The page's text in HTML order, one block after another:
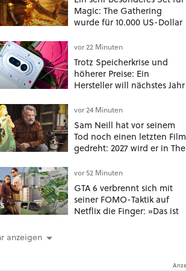
Magic: The Gathering
wurde für 10.000 US-Dollar
bekommt es jeder viel
günstiger
vor 22 Minuten
Trotz Speicherkrise und
höherer Preise: Ein
Hersteller will nächstes Jahr
Handymodelle in den
Handel bringen
vor 24 Minuten
Sam Neill hat vor seinem
Tod noch einen letzten Film
gedreht: 2027 wird er in The
sein
vor 52 Minuten
GTA 6 verbrennt sich mit
seiner FOMO-Taktik auf
Netflix die Finger: »Das ist
anzeigen